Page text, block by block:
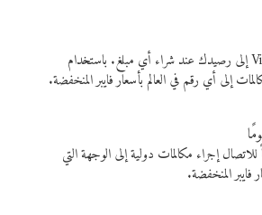
تتم إضافة رصيد Viber Out إلى رصيدك عند شراء أي مبلغ. باستخدام
إلى أي رقم في العالم بأسعار فايبر المنخفضة.
خطة الـ 30 يوماً للاتصال إجراء مكالمات دولية إلى الوجهة التي